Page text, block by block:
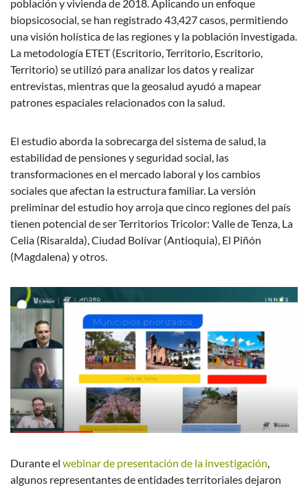
población y vivienda de 2018. Aplicando un enfoque
biopsicosocial, se han registrado 43,427 casos, permitiendo
una visión holística de las regiones y la población investigada.
La metodología ETET (Escritorio, Territorio, Escritorio,
Territorio) se utilizó para analizar los datos y realizar
entrevistas, mientras que la geosalud ayudó a mapear
patrones espaciales relacionados con la salud.
El estudio aborda la sobrecarga del sistema de salud, la
estabilidad de pensiones y seguridad social, las
transformaciones en el mercado laboral y los cambios
sociales que afectan la estructura familiar. La versión
preliminar del estudio hoy arroja que cinco regiones del país
tienen potencial de ser Territorios Tricolor: Valle de Tenza, La
Celia (Risaralda), Ciudad Bolívar (Antioquia), El Piñón
(Magdalena) y otros.
Durante el webinar de presentación de la investigación
algunos representantes de entidades territoriales dejaron